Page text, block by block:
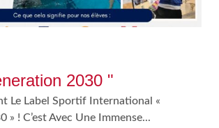
2030 "
Le Label Sportif International «
» ! C’est Avec Une Immense...